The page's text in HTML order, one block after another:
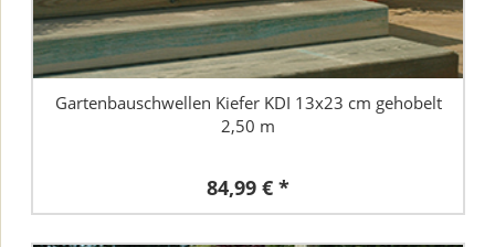
Gartenbauschwellen Kiefer KDI 13x23 cm gehobelt
2,50 m
84,99 € *